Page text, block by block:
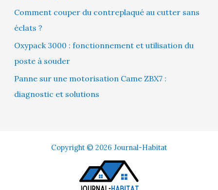
Comment couper du contreplaqué au cutter sans
éclats ?
Oxypack 3000 : fonctionnement et utilisation du
poste à souder
Panne sur une motorisation Came ZBX7 :
diagnostic et solutions
Copyright © 2026 Journal-Habitat